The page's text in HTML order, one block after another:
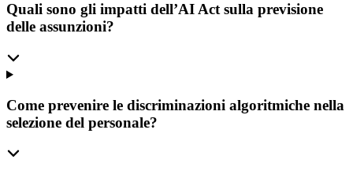
Quali sono gli impatti dell’AI Act sulla previsione
delle assunzioni?
Come prevenire le discriminazioni algoritmiche nella
selezione del personale?